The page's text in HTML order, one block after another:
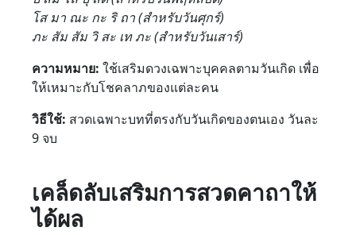
โส มา ณะ กะ ริ ถา (สำหรับวันศุกร์)
ภะ สัม สัม วิ สะ เท ภะ (สำหรับวันเสาร์)
ความหมาย: ใช้เสริมดวงเฉพาะบุคคลตามวันเกิด เพื่อ
ให้เหมาะกับโชคลาภของแต่ละคน
วิธีใช้: สวดเฉพาะบทที่ตรงกับวันเกิดของตนเอง วันละ
9 จบ
เคล็ดลับเสริมการสวดคาถาให้
ได้ผล